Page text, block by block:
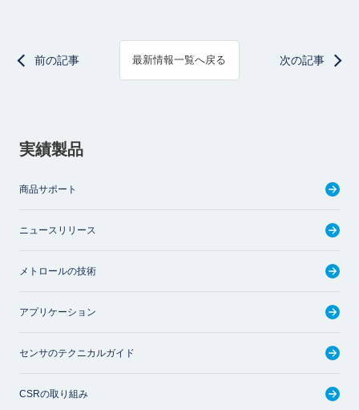
前の記事 最新情報一覧へ戻る 次の記事
実績製品
商品サポート
ニュースリリース
メトロールの技術
アプリケーション
センサのテクニカルガイド
CSRの取り組み